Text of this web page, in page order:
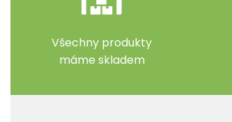
Všechny produkty
máme skladem